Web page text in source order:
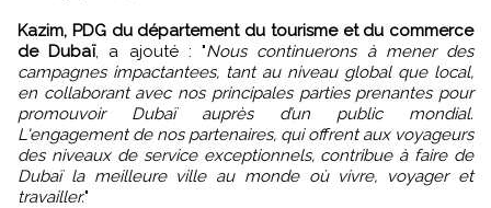
Kazim, PDG du département du tourisme et du commerce
de Dubaï, a ajouté : "Nous continuerons à mener des
campagnes impactantees, tant au niveau global que local,
en collaborant avec nos principales parties prenantes pour
promouvoir Dubaï auprès d’un public mondial.
L'engagement de nos partenaires, qui offrent aux voyageurs
des niveaux de service exceptionnels, contribue à faire de
Dubaï la meilleure ville au monde où vivre, voyager et
travailler."